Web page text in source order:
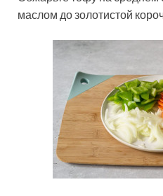
маслом до золотистой